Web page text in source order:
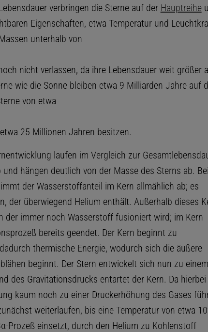
verbringen die Sterne auf der Hauptreihe
Eigenschaften, etwa Temperatur und
unterhalb von
nicht verlassen, da ihre Lebensdauer weit größer
wie die Sonne bleiben etwa 9 Milliarden Jahre auf
von etwa
25 Millionen Jahren besitzen.
laufen im Vergleich zur
hängen deutlich von der Masse des Sterns ab. Bei
der Wasserstoffanteil im Kern allmählich ab; es
der überwiegend Helium enthält. Außerhalb dieses
der immer noch Wasserstoff fusioniert wird; im Kern
bereits geendet. Der Kern beginnt zu
thermische Energie, wodurch sich die äußere
beginnt. Der Stern entwickelt sich nun zu einem
des Gravitationsdrucks entartet der Kern. Da hierbei
kaum noch zu einer Druckerhöhung des Gases
weiterlaufen, bis eine Temperatur von etwa 10
Prozeß einsetzt, durch den Helium zu Kohlenstoff